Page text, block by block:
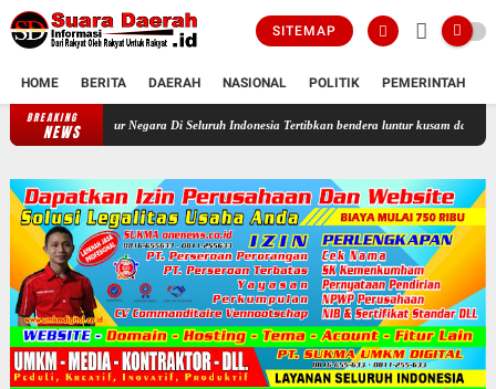
SITEMAP
HOME BERITA DAERAH NASIONAL POLITIK PEMERINTAH
BREAKING
NEWS Profesor Minta Presiden RI Perintahkan Semua Aparatur Negara Di